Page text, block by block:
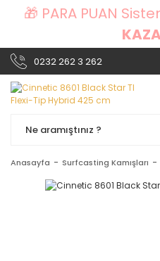
🎁 PARA PUAN
0232 262 3 262
Anasayfa Surfcasting Kamışları